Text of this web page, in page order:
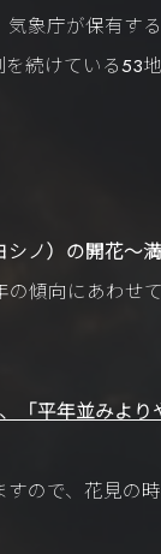
象庁が保有す
続けている53
シノ）の開花～
傾向にあわせ
「平年並みより
ので、花見の